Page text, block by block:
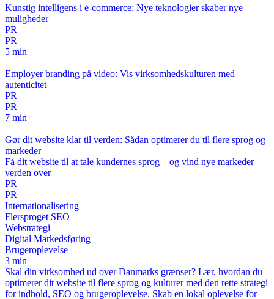
Kunstig intelligens i e-commerce: Nye teknologier skaber nye
muligheder
PR
PR
5 min
Employer branding på video: Vis virksomhedskulturen med
autenticitet
PR
PR
7 min
Gør dit website klar til verden: Sådan optimerer du til flere sprog og
markeder
Få dit website til at tale kundernes sprog – og vind nye markeder
verden over
PR
PR
Internationalisering
Flersproget SEO
Webstrategi
Digital Markedsføring
Brugeroplevelse
3 min
Skal din virksomhed ud over Danmarks grænser? Lær, hvordan du
optimerer dit website til flere sprog og kulturer med den rette strategi
for indhold, SEO og brugeroplevelse. Skab en lokal oplevelse for